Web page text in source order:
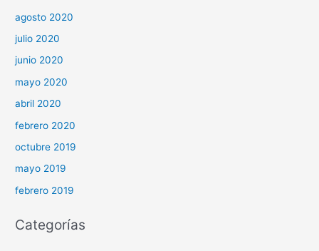
agosto 2020
julio 2020
junio 2020
mayo 2020
abril 2020
febrero 2020
octubre 2019
mayo 2019
febrero 2019
Categorías